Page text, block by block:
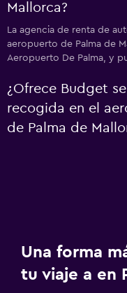
Mallorca?
La agencia de renta de
aeropuerto de Palma de
Aeropuerto De Palma, y
¿Ofrece Budget
recogida en el
de Palma de
Una forma
tu viaje a en